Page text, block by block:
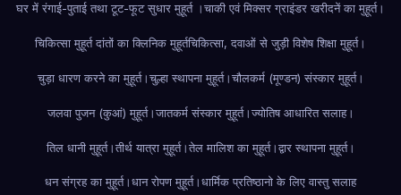
घर में रंगाई-पुताई तथा टूट-फूट सुधार मुहूर्त ।चाकी एवं मिक्सर ग्राइंडर खरीदनें का मुहूर्त।
चिकित्सा मुहूर्त दांतों का क्लिनिक मुहूर्तचिकित्सा, दवाओं से जुड़ी विशेष शिक्षा मुहूर्त।
चुड़ा धारण करने का मुहूर्त।चुल्हा स्थापना मुहूर्त।चौलकर्म (मूण्डन) संस्कार मुहूर्त।
जलवा पुजन (कुआं) मुहूर्त।जातकर्म संस्कार मुहूर्त।ज्योतिष आधारित सलाह।
तिल धानी मुहूर्त।तीर्थ यात्रा मुहूर्त।तेल मालिश का मुहूर्त।द्वार स्थापना मुहूर्त।
धन संग्रह का मुहूर्त।धान रोपण मुहूर्त।धार्मिक प्रतिष्ठानो के लिए वास्तु सलाह